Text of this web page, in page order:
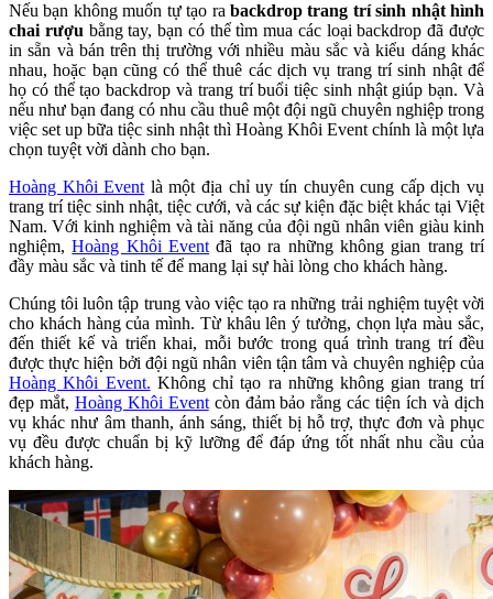
Nếu bạn không muốn tự tạo ra backdrop trang trí sinh nhật hình
chai rượu bằng tay, bạn có thể tìm mua các loại backdrop đã được
in sẵn và bán trên thị trường với nhiều màu sắc và kiểu dáng khác
nhau, hoặc bạn cũng có thể thuê các dịch vụ trang trí sinh nhật để
họ có thể tạo backdrop và trang trí buổi tiệc sinh nhật giúp bạn. Và
nếu như bạn đang có nhu cầu thuê một đội ngũ chuyên nghiệp trong
việc set up bữa tiệc sinh nhật thì Hoàng Khôi Event chính là một lựa
chọn tuyệt vời dành cho bạn.
Hoàng Khôi Event là một địa chỉ uy tín chuyên cung cấp dịch vụ
trang trí tiệc sinh nhật, tiệc cưới, và các sự kiện đặc biệt khác tại Việt
Nam. Với kinh nghiệm và tài năng của đội ngũ nhân viên giàu kinh
nghiệm,Hoàng Khôi Event đã tạo ra những không gian trang trí
đầy màu sắc và tinh tế để mang lại sự hài lòng cho khách hàng.
Chúng tôi luôn tập trung vào việc tạo ra những trải nghiệm tuyệt vời
cho khách hàng của mình. Từ khâu lên ý tưởng, chọn lựa màu sắc,
đến thiết kế và triển khai, mỗi bước trong quá trình trang trí đều
được thực hiện bởi đội ngũ nhân viên tận tâm và chuyên nghiệp của
Hoàng Khôi Event. Không chỉ tạo ra những không gian trang trí
đẹp mắt, Hoàng Khôi Eventcòn đảm bảo rằng các tiện ích và dịch
vụ khác như âm thanh, ánh sáng, thiết bị hỗ trợ, thực đơn và phục
vụ đều được chuẩn bị kỹ lưỡng để đáp ứng tốt nhất nhu cầu của
khách hàng.